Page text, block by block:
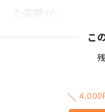
た姿勢が、
こ
4,000